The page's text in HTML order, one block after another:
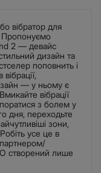
вібратор для
Пропонуємо
2 — девайс
дизайн та
поповнить і
— у ньому є
вібрації
з болем у
дня, переходьте
зони,
усе це в
партнером/
створений лише